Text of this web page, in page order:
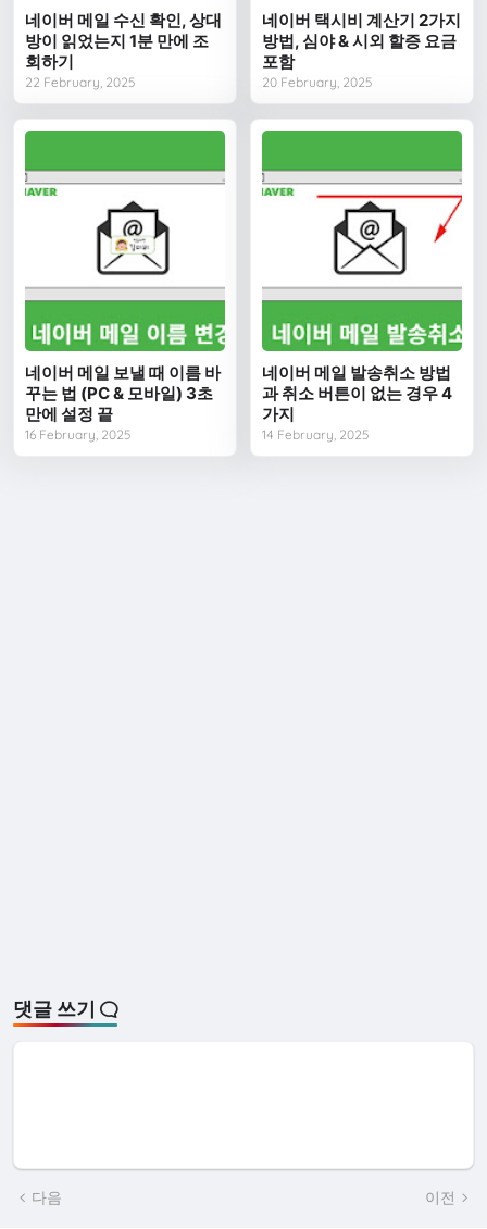
네이버 메일 수신 확인, 상대
방이 읽었는지 1분 만에 조
회하기
22 February, 2025
네이버 택시비 계산기 2가지
방법, 심야 & 시외 할증 요금
포함
20 February, 2025
네이버 메일 보낼 때 이름 바
꾸는 법 (PC & 모바일) 3초
만에 설정 끝
16 February, 2025
네이버 메일 발송취소 방법
과 취소 버튼이 없는 경우 4
가지
14 February, 2025
댓글 쓰기
다음 이전